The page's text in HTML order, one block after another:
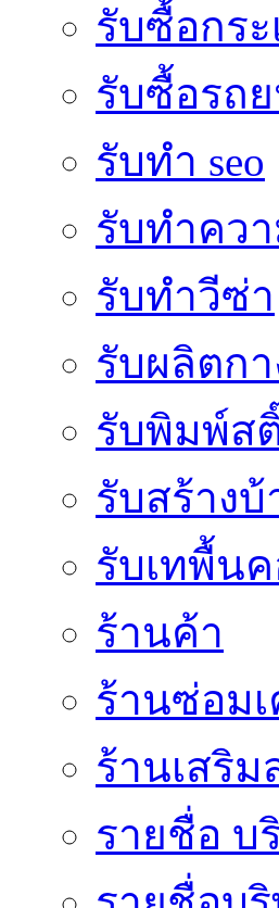
รับซื้อกระ
รับซื้อรถ
รับทำ seo
รับทำคว
รับทำวีซ่า
รับผลิตกา
รับพิมพ์ส
รับสร้างบ้
รับเทพื้น
ร้านค้า
ร้านซ่อม
ร้านเสริม
รายชื่อ บ